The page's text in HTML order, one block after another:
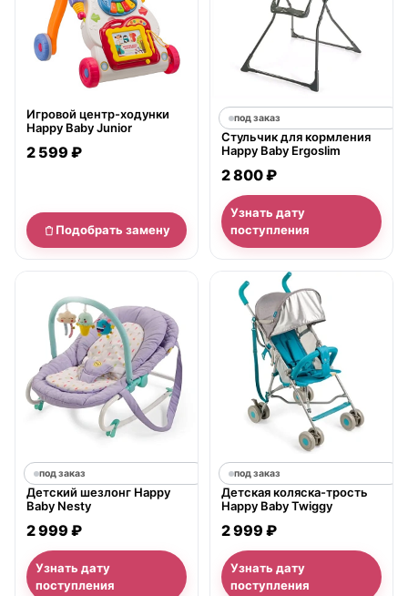
Игровой центр-ходунки
Happy Baby Junior
2 599 ₽
Подобрать замену
под заказ
Стульчик для кормления
Happy Baby Ergoslim
2 800 ₽
Узнать дату
поступления
под заказ
Детский шезлонг Happy
Baby Nesty
2 999 ₽
Узнать дату
поступления
под заказ
Детская коляска-трость
Happy Baby Twiggy
2 999 ₽
Узнать дату
поступления